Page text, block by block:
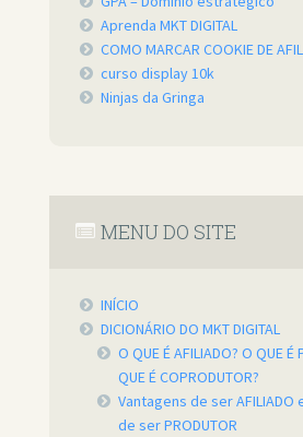
Aprenda MKT DIGITAL
COMO MARCAR COOKIE DE
curso display 10k
Ninjas da Gringa
MENU DO SITE
INÍCIO
DICIONÁRIO DO MKT DIGITAL
O QUE É AFILIADO? O QUE É
QUE É COPRODUTOR?
Vantagens de ser AFILIADO
de ser PRODUTOR